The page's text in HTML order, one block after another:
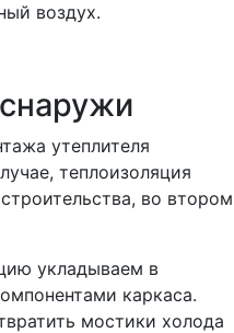
воздух.
утеплителя
теплоизоляция
во втором
укладываем в
каркаса.
мостики холода